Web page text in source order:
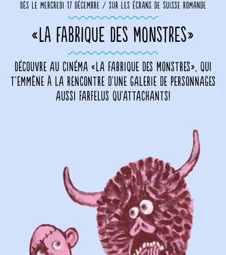
Dès le mercredi 17 décembre / sur les écrans de Suisse romande
«LA FABRIQUE DES MONSTRES»
Découvre au cinéma «La Fabrique des Monstres», qui
t'emmène à la rencontre d'une galerie de personnages
aussi farfelus qu'attachants!